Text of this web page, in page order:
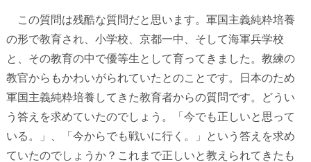
この質問は残酷な質問だと思います。軍国主義純粋培養
の形で教育され、小学校、京都一中、そして海軍兵学校
と、その教育の中で優等生として育ってきました。教練の
教官からもかわいがられていたとのことです。日本のため
軍国主義純粋培養してきた教育者からの質問です。どうい
う答えを求めていたのでしょう。「今でも正しいと思って
いる。」、「今からでも戦いに行く。」という答えを求め
ていたのでしょうか？これまで正しいと教えられてきたも